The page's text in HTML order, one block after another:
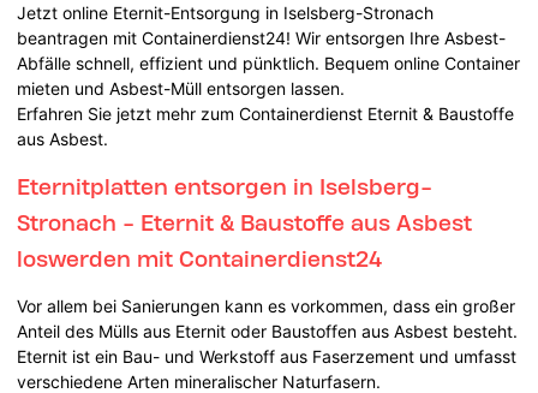
Jetzt online Eternit-Entsorgung in Iselsberg-Stronach
beantragen mit Containerdienst24! Wir entsorgen Ihre Asbest-
Abfälle schnell, effizient und pünktlich. Bequem online Container
mieten und Asbest-Müll entsorgen lassen.
Erfahren Sie jetzt mehr zum Containerdienst Eternit & Baustoffe
aus Asbest.
Eternitplatten entsorgen in Iselsberg-
Stronach - Eternit & Baustoffe aus Asbest
loswerden mit Containerdienst24
Vor allem bei Sanierungen kann es vorkommen, dass ein großer
Anteil des Mülls aus Eternit oder Baustoffen aus Asbest besteht.
Eternit ist ein Bau- und Werkstoff aus Faserzement und umfasst
verschiedene Arten mineralischer Naturfasern.